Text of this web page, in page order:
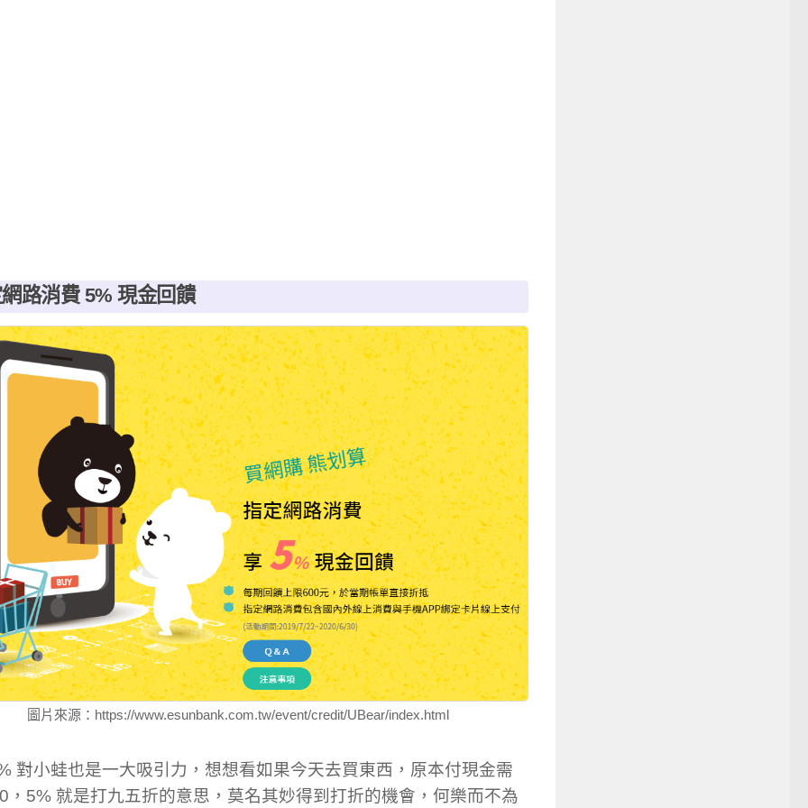
路消費 5% 現金回饋
圖片來源：https://www.esunbank.com.tw/event/credit/UBear/index.html
對小蛙也是一大吸引力，想想看如果今天去買東西，原本付現金需
，5% 就是打九五折的意思，莫名其妙得到打折的機會，何樂而不為